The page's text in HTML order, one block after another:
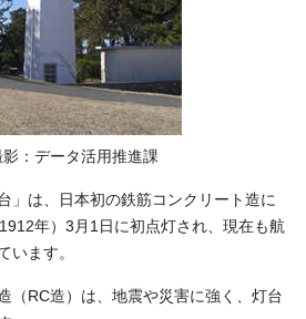
：データ活用推進課
」は、日本初の鉄筋コンクリート造に
年）3月1日に初点灯され、現在も航
います。
（RC造）は、地震や災害に強く、灯台